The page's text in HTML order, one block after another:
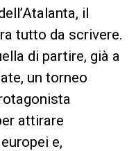
il
tutto da scrivere.
di partire, già a
un torneo
attirare
e,